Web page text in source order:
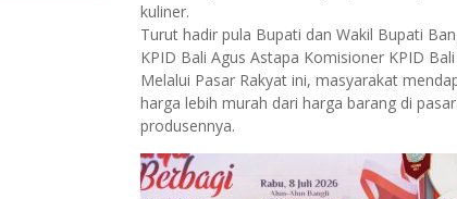
kuliner.
Turut hadir pula Bupati dan Wakil Bupati
KPID Bali Agus Astapa Komisioner KPID
Melalui Pasar Rakyat ini, masyarakat
harga lebih murah dari harga barang di
produsennya.